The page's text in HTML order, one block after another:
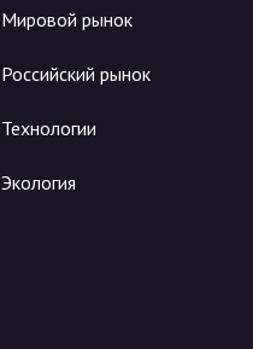
Мировой рынок
Российский рынок
Технологии
Экология